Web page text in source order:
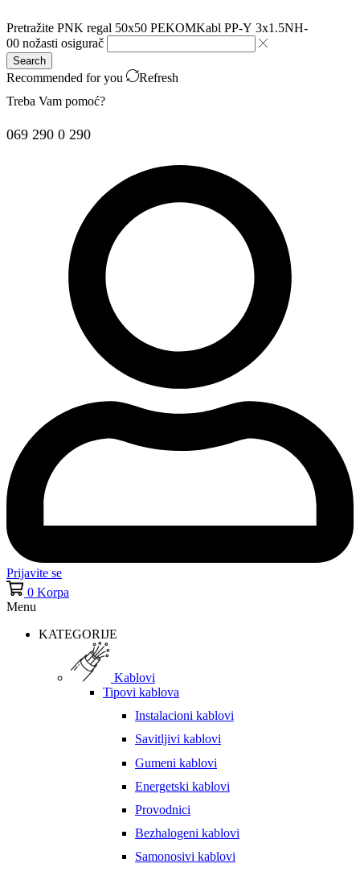
Pretražite PNK regal 50x50 PEKOMKabl PP-Y 3x1.5NH-
00 nožasti osigurač
Search
Recommended for you
Refresh
Treba Vam pomoć?
069 290 0 290
Prijavite se
0 Korpa
Menu
KATEGORIJE
Kablovi
Tipovi kablova
Instalacioni kablovi
Savitljivi kablovi
Gumeni kablovi
Energetski kablovi
Provodnici
Bezhalogeni kablovi
Samonosivi kablovi